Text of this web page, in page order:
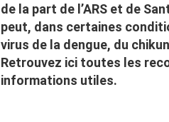
de la part de l’ARS et de
peut, dans certaines
virus de la dengue, du
Retrouvez ici toutes les
informations utiles.